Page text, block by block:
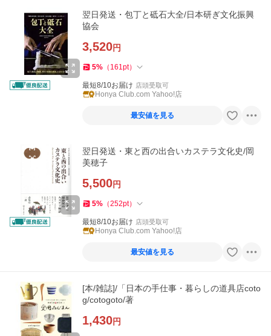
翌日発送・包丁と砥石大全/日本研ぎ文化振興
協会
3,520円
5% （ 161pt）
最短8/10お届け 店頭受取可
Honya Club.com Yahoo!店
最安値を見る
翌日発送・東と西の出合いカステラ文化史/岡
美穂子
5,500円
5% （252pt）
最短8/10お届け 店頭受取可
Honya Club.com Yahoo!店
最安値を見る
[本/雑誌]/「日本の手仕事・暮らしの道具店coto
g/cotogoto/著
1,430円